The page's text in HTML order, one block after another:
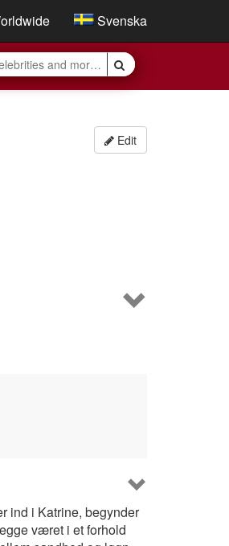
Svenska
Edit
ind i Katrine, begynder
været i et forhold